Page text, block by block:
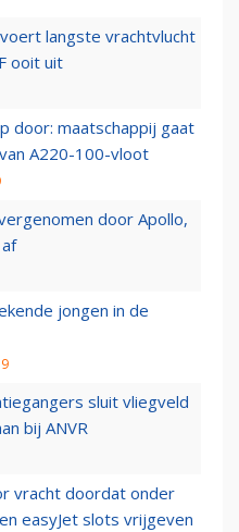
langste vrachtvlucht
ooit uit
door: maatschappij gaat
A220-100-vloot
door Apollo,
jongen in de
sluit vliegveld
bij ANVR
vracht doordat onder
easyJet slots vrijgeven